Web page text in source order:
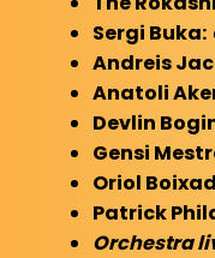
Sergi Buka:
Andreis
Anatoli
Devlin
Gensi
Oriol
Patrick
Orchestra